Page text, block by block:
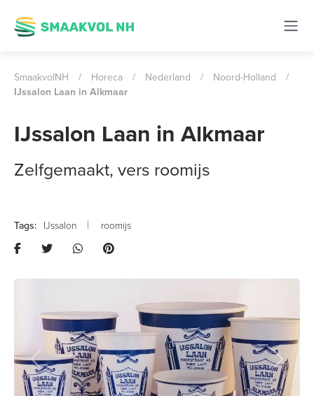
SmaakvolNH / Horeca / Nederland / Noord-Holland
/
IJssalon Laan in Alkmaar
IJssalon Laan in Alkmaar
Zelfgemaakt, vers roomijs
IJssalon roomijs
Previous Next